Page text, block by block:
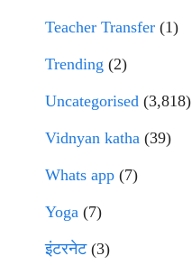
Teacher Transfer (1)
Trending (2)
Uncategorised (3,818)
Vidnyan katha (39)
Whats app (7)
Yoga (7)
इंटरनेट(3)